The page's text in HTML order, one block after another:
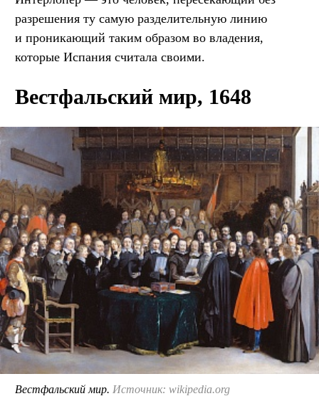
разрешения ту самую разделительную линию
и проникающий таким образом во владения,
которые Испания считала своими.
Вестфальский мир, 1648
Вестфальский мир. Источник: wikipedia.org